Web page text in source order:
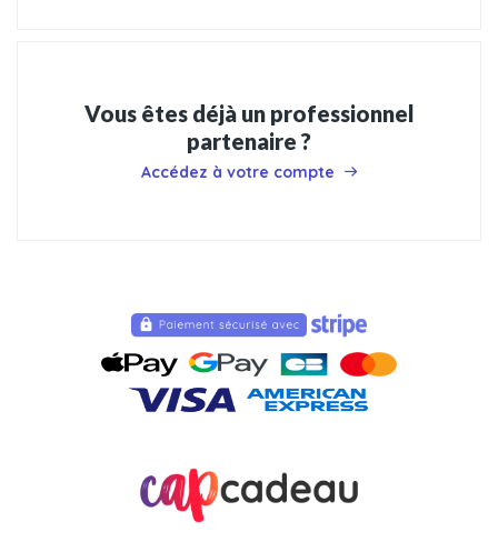
Vous êtes déjà un professionnel
partenaire ?
Accédez à votre compte